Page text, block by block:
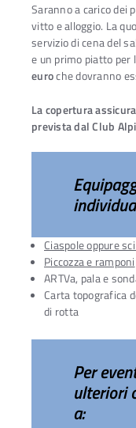
Saranno a carico dei
vitto e alloggio. La
servizio di cena del
e un primo piatto per
euroche dovranno
La copertura
prevista dal Club
Ciaspole oppure
Piccozza e ramponi
ARTVa, pala e
Carta topografica
di rotta
Per
ulteriori
a: